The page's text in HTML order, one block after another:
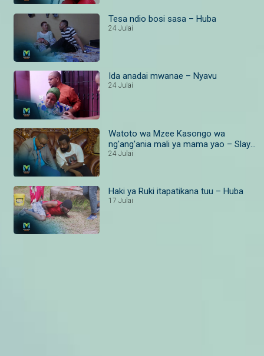
Tesa ndio bosi sasa – Huba
24 Julai
Ida anadai mwanae – Nyavu
24 Julai
Watoto wa Mzee Kasongo wa
ng'ang'ania mali ya mama yao – Slay
Queen
24 Julai
Haki ya Ruki itapatikana tuu – Huba
17 Julai